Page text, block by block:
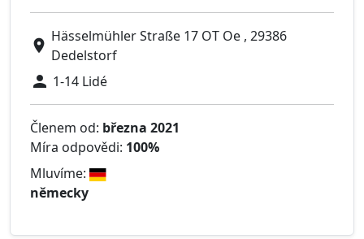
Hässelmühler Straße 17 OT Oe , 29386
Dedelstorf
1-14 Lidé
Členem od: března 2021
Míra odpovědi: 100%
Mluvíme:
německy